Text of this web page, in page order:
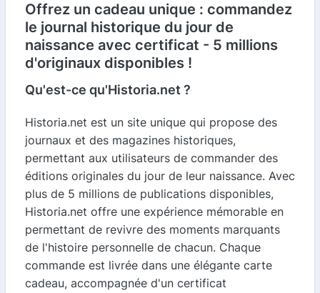
Offrez un cadeau unique : commandez
le journal historique du jour de
naissance avec certificat - 5 millions
d'originaux disponibles !
Qu'est-ce qu'Historia.net ?
Historia.net est un site unique qui propose des
journaux et des magazines historiques,
permettant aux utilisateurs de commander des
éditions originales du jour de leur naissance. Avec
plus de 5 millions de publications disponibles,
Historia.net offre une expérience mémorable en
permettant de revivre des moments marquants
de l'histoire personnelle de chacun. Chaque
commande est livrée dans une élégante carte
cadeau, accompagnée d'un certificat